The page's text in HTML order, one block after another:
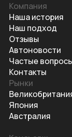
Компания
Наша история
Наш подход
Отзывы
Автоновости
Частые
Контакты
Рынки
Япония
Австралия